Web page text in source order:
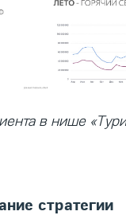
в нише
стратегии